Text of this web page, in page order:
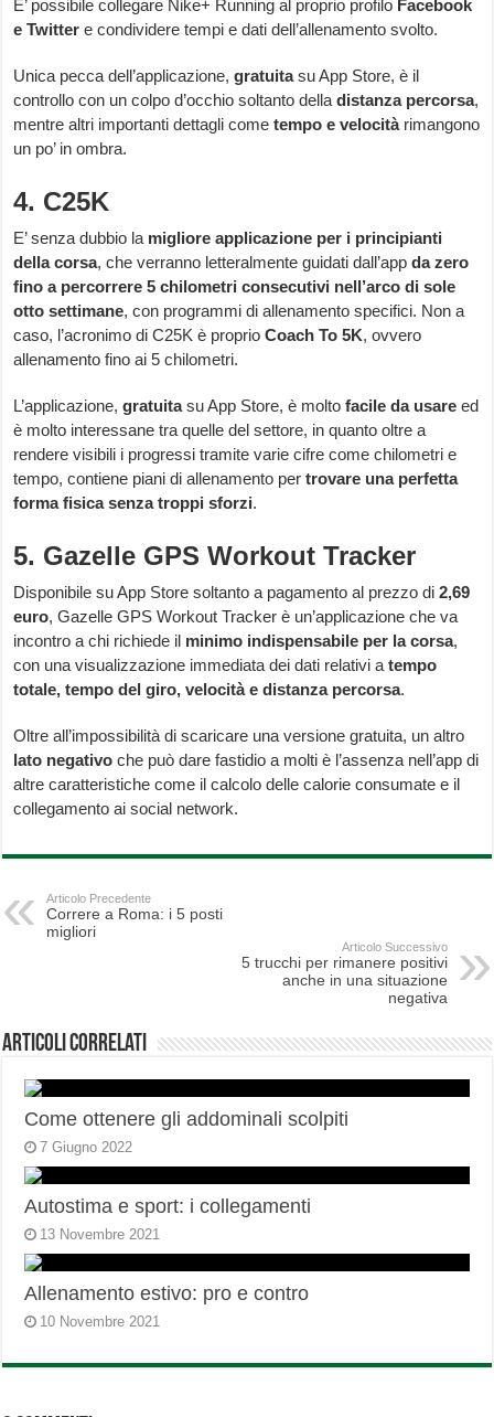
E’ possibile collegare Nike+ Running al proprio profilo Facebook
e Twitter e condividere tempi e dati dell’allenamento svolto.
Unica pecca dell’applicazione,gratuitasu App Store, è il
controllo con un colpo d’occhio soltanto delladistanza percorsa,
mentre altri importanti dettagli cometempo e velocitàrimangono
un po’ in ombra.
4. C25K
E’ senza dubbio la migliore applicazione per i principianti
della corsa, che verranno letteralmente guidati dall’appda zero
fino a percorrere 5 chilometri consecutivi nell’arco di sole
otto settimane, con programmi di allenamento specifici. Non a
caso, l’acronimo di C25K è proprioCoach To 5K, ovvero
allenamento fino ai 5 chilometri.
L’applicazione,gratuitasu App Store, è moltofacile da usare ed
è molto interessane tra quelle del settore, in quanto oltre a
rendere visibili i progressi tramite varie cifre come chilometri e
tempo, contiene piani di allenamento pertrovare una perfetta
forma fisica senza troppi sforzi.
5. Gazelle GPS Workout Tracker
Disponibile su App Store soltanto a pagamento al prezzo di2,69
euro, Gazelle GPS Workout Tracker è un’applicazione che va
incontro a chi richiede il minimo indispensabile per la corsa,
con una visualizzazione immediata dei dati relativi atempo
totale, tempo del giro, velocità e distanza percorsa.
Oltre all’impossibilità di scaricare una versione gratuita, un altro
lato negativo che può dare fastidio a molti è l’assenza nell’app di
altre caratteristiche come il calcolo delle calorie consumate e il
collegamento ai social network.
Articolo Precedente
Correre a Roma: i 5 posti
migliori
Articolo Successivo
5 trucchi per rimanere positivi
anche in una situazione
negativa
Articoli correlati
Come ottenere gli addominali scolpiti
7 Giugno 2022
Autostima e sport: i collegamenti
13 Novembre 2021
Allenamento estivo: pro e contro
10 Novembre 2021